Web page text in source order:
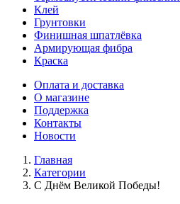
Клей
Грунтовки
Финишная шпатлёвка
Армирующая фибра
Краска
Оплата и доставка
О магазине
Поддержка
Контакты
Новости
Главная
Категории
С Днём Великой Победы!